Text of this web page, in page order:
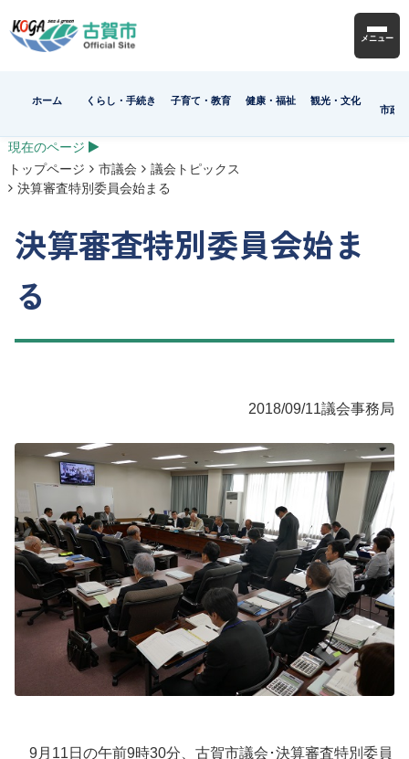
メニュー
ホーム くらし・手続き 子育て・教育 健康・福祉
観光・文化
市政
現在のページ
トップページ
市議会
議会トピックス
決算審査特別委員会始まる
決算審査特別委員会始ま
る
2018/09/11議会事務局
9月11日の午前9時30分、古賀市議会･決算審査特別委員